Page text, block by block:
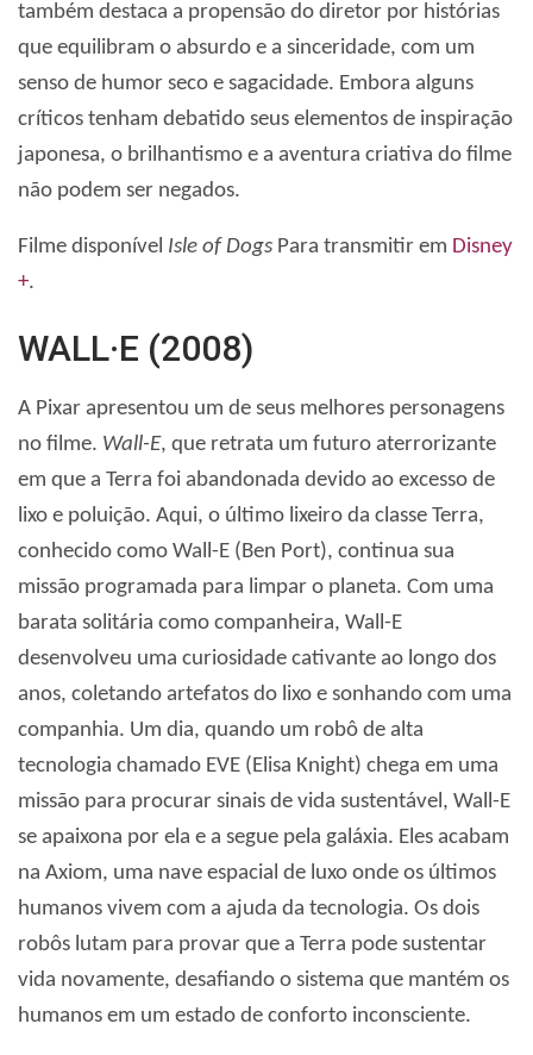
também destaca a propensão do diretor por histórias
que equilibram o absurdo e a sinceridade, com um
senso de humor seco e sagacidade. Embora alguns
críticos tenham debatido seus elementos de inspiração
japonesa, o brilhantismo e a aventura criativa do filme
não podem ser negados.
Filme disponível Isle of Dogs Para transmitir em Disney
+.
WALL·E (2008)
A Pixar apresentou um de seus melhores personagens
no filme. Wall-E, que retrata um futuro aterrorizante
em que a Terra foi abandonada devido ao excesso de
lixo e poluição. Aqui, o último lixeiro da classe Terra,
conhecido como Wall-E (Ben Port), continua sua
missão programada para limpar o planeta. Com uma
barata solitária como companheira, Wall-E
desenvolveu uma curiosidade cativante ao longo dos
anos, coletando artefatos do lixo e sonhando com uma
companhia. Um dia, quando um robô de alta
tecnologia chamado EVE (Elisa Knight) chega em uma
missão para procurar sinais de vida sustentável, Wall-E
se apaixona por ela e a segue pela galáxia. Eles acabam
na Axiom, uma nave espacial de luxo onde os últimos
humanos vivem com a ajuda da tecnologia. Os dois
robôs lutam para provar que a Terra pode sustentar
vida novamente, desafiando o sistema que mantém os
humanos em um estado de conforto inconsciente.